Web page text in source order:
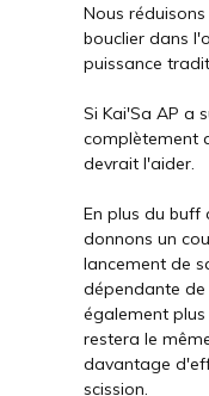
Nous
bouclier dans
puissance
Si Kai'Sa AP a
complètement
devrait l'aider.
En plus du buff
donnons un
lancement de
dépendante de
également
restera le
davantage
scission.